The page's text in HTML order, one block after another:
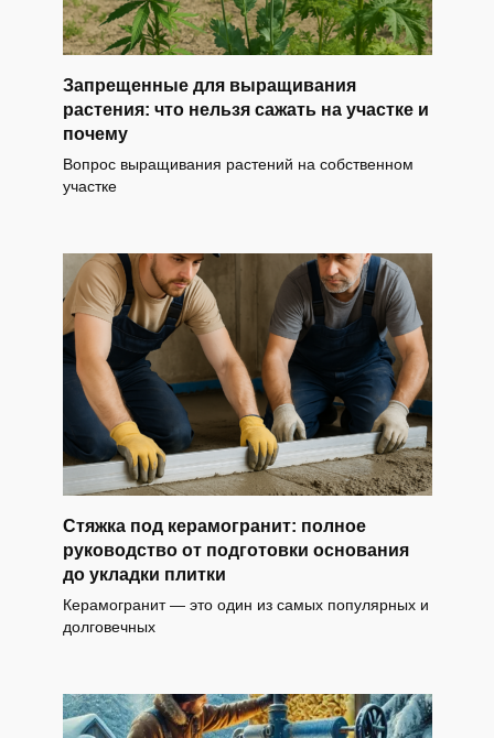
Запрещенные для выращивания
растения: что нельзя сажать на участке и
почему
Вопрос выращивания растений на собственном
участке
Стяжка под керамогранит: полное
руководство от подготовки основания
до укладки плитки
Керамогранит — это один из самых популярных и
долговечных